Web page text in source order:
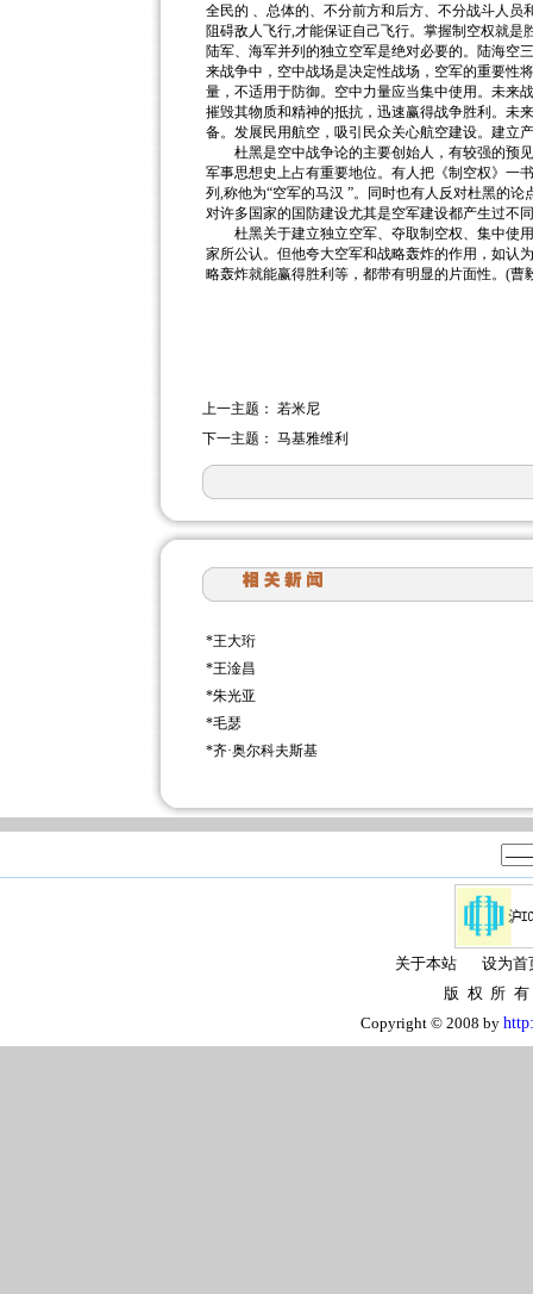
全民的 、总体的、不分前方和后方、不分战斗人
阻碍敌人飞行,才能保证自己飞行。掌握制空权就
陆军、海军并列的独立空军是绝对必要的。陆海空
来战争中，空中战场是决定性战场，空军的重要性
量，不适用于防御。空中力量应当集中使用。未来
摧毁其物质和精神的抵抗，迅速赢得战争胜利。未
备。发展民用航空，吸引民众关心航空建设。建立
杜黑是空中战争论的主要创始人，有较强的预见
军事思想史上占有重要地位。有人把《制空权》一
列,称他为“空军的马汉 ”。同时也有人反对杜黑的
对许多国家的国防建设尤其是空军建设都产生过不
杜黑关于建立独立空军、夺取制空权、集中使用
家所公认。但他夸大空军和战略轰炸的作用，如认
略轰炸就能赢得胜利等，都带有明显的片面性。(曹
上一主题： 若米尼
下一主题： 马基雅维利
*王大珩
*王淦昌
*朱光亚
*毛瑟
*齐·奥尔科夫斯基